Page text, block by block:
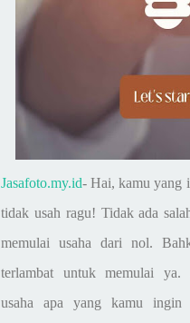
Jasafoto.my.id-Hai, kamu yang
tidak usah ragu! Tidak ada
memulai usaha dari nol.
terlambat untuk memulai
usaha apa yang kamu ingin